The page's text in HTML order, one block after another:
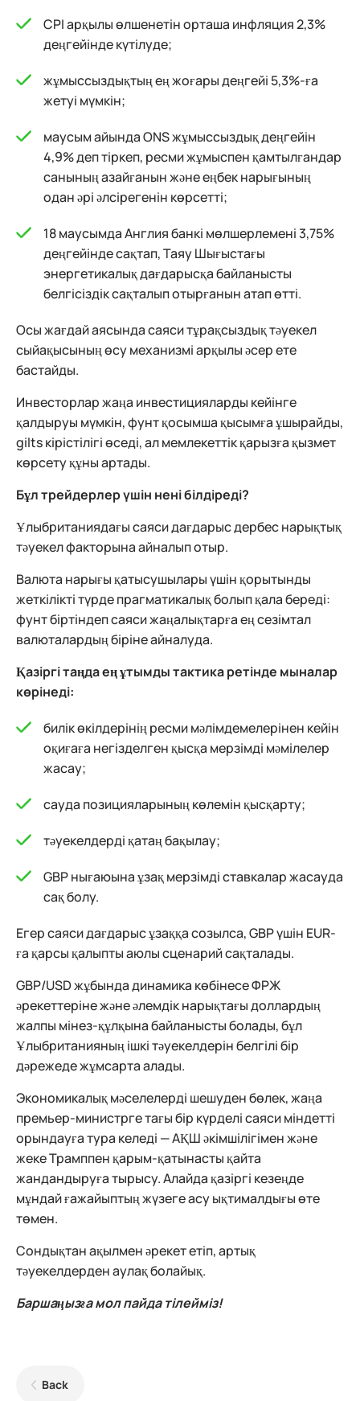
CPI арқылы өлшенетін орташа инфляция 2,3%
деңгейінде күтілуде;
жұмыссыздықтың ең жоғары деңгейі 5,3%-ға
жетуі мүмкін;
маусым айында ONS жұмыссыздық деңгейін
4,9% деп тіркеп, ресми жұмыспен қамтылғандар
санының азайғанын және еңбек нарығының
одан әрі әлсірегенін көрсетті;
18 маусымда Англия банкі мөлшерлемені 3,75%
деңгейінде сақтап, Таяу Шығыстағы
энергетикалық дағдарысқа байланысты
белгісіздік сақталып отырғанын атап өтті.
Осы жағдай аясында саяси тұрақсыздық тәуекел
сыйақысының өсу механизмі арқылы әсер ете
бастайды.
Инвесторлар жаңа инвестицияларды кейінге
қалдыруы мүмкін, фунт қосымша қысымға ұшырайды,
gilts кірістілігі өседі, ал мемлекеттік қарызға қызмет
көрсету құны артады.
Бұл трейдерлер үшін нені білдіреді?
Ұлыбританиядағы саяси дағдарыс дербес нарықтық
тәуекел факторына айналып отыр.
Валюта нарығы қатысушылары үшін қорытынды
жеткілікті түрде прагматикалық болып қала береді:
фунт біртіндеп саяси жаңалықтарға ең сезімтал
валюталардың біріне айналуда.
Қазіргі таңда ең ұтымды тактика ретінде мыналар
көрінеді:
билік өкілдерінің ресми мәлімдемелерінен кейін
оқиғаға негізделген қысқа мерзімді мәмілелер
жасау;
сауда позицияларының көлемін қысқарту;
тәуекелдерді қатаң бақылау;
GBP нығаюына ұзақ мерзімді ставкалар жасауда
сақ болу.
Егер саяси дағдарыс ұзаққа созылса, GBP үшін EUR-
ға қарсы қалыпты аюлы сценарий сақталады.
GBP/USD жұбында динамика көбінесе ФРЖ
әрекеттеріне және әлемдік нарықтағы доллардың
жалпы мінез-құлқына байланысты болады, бұл
Ұлыбританияның ішкі тәуекелдерін белгілі бір
дәрежеде жұмсарта алады.
Экономикалық мәселелерді шешуден бөлек, жаңа
премьер-министрге тағы бір күрделі саяси міндетті
орындауға тура келеді — АҚШ әкімшілігімен және
жеке Трамппен қарым-қатынасты қайта
жандандыруға тырысу. Алайда қазіргі кезеңде
мұндай ғажайыптың жүзеге асу ықтималдығы өте
төмен.
Сондықтан ақылмен әрекет етіп, артық
тәуекелдерден аулақ болайық.
Баршаңызға мол пайда тілейміз!
Back